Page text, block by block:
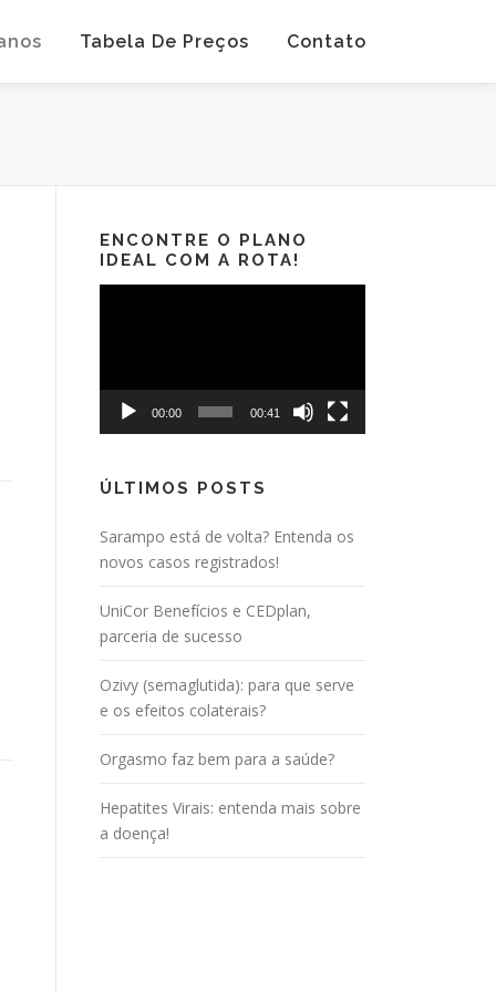
Tabela De Preços Contato
ENCONTRE O PLANO
IDEAL COM A ROTA!
00:00 00:41
ÚLTIMOS POSTS
Sarampo está de volta? Entenda os
novos casos registrados!
UniCor Benefícios e CEDplan,
parceria de sucesso
Ozivy (semaglutida): para que serve
e os efeitos colaterais?
Orgasmo faz bem para a saúde?
Hepatites Virais: entenda mais sobre
a doença!